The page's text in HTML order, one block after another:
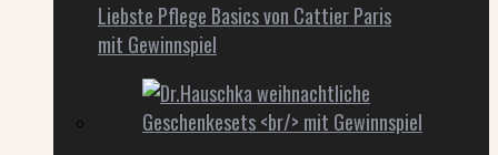
Liebste Pflege Basics von Cattier Paris
mit Gewinnspiel